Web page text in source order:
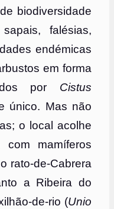
biodiversidade
falésias,
endémicas
em forma
por Cistus
único. Mas não
o local acolhe
com mamíferos
rato-de-Cabrera
a Ribeira do
de-rio (Unio